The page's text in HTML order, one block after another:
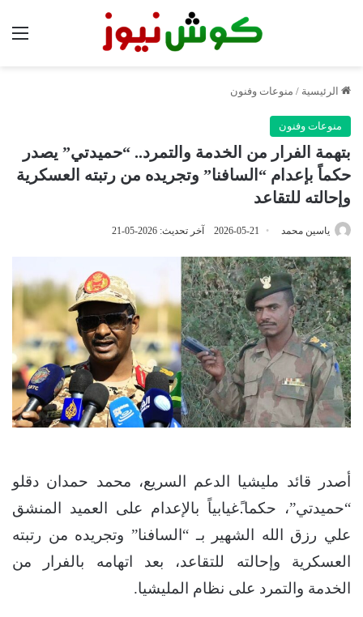
الرئيسية / منوعات وفنون
منوعات وفنون
بتهمة الفرار من الخدمة والتمرد.. “حميدتي” يصدر
حكماً بإعدام “السافنا” وتجريده من رتبته العسكرية
وإحالته للتقاعد
ياسين محمد 2026-05-21 آخر تحديث: 2026-05-21
أصدر قائد مليشيا الدعم السريع، محمد حمدان دقلو
“حميدتي”، حكما.ًغيابياً بالإعدام على العميد المنشق
علي رزق الله الشهير بـ “السافنا” وتجريده من رتبته
العسكرية وإحالته للتقاعد، بعد اتهامه بالفرار من
الخدمة والتمرد على نظام المليشيا.